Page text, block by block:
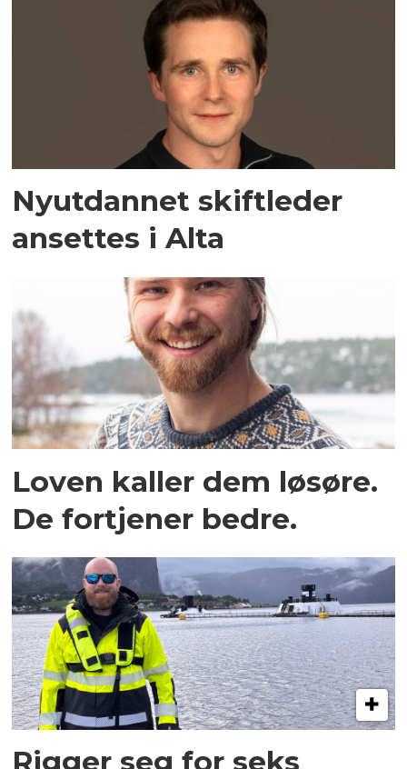
Nyutdannet skiftleder
ansettes i Alta
Loven kaller dem løsøre.
De fortjener bedre.
Rigger seg for seks